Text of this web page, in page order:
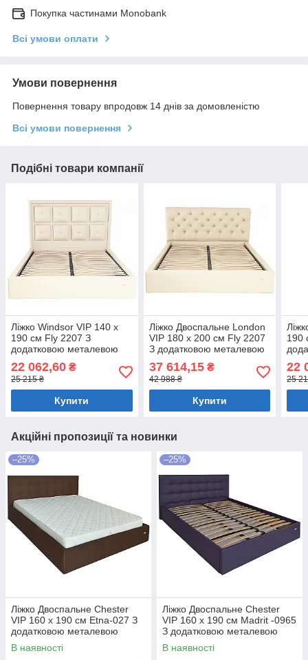
Покупка частинами Monobank
Всі умови оплати
Умови повернення
Повернення товару впродовж 14 днів за домовленістю
Всі умови повернення
Подібні товари компанії
Ліжко Windsor VIP 140 х
190 см Fly 2207 З
додатковою металевою
цільнозварною рамою
Бежевий
22 062,60 ₴
25 215 ₴
Купити
Ліжко Двоспальне London
VIP 180 х 200 см Fly 2207
З додатковою металевою
цільнозварною рамою
Бежевий
37 614,15₴
42 988 ₴
Купити
190
22
25
Акційні пропозиції та новинки
–25%
Ліжко Двоспальне Chester
VIP 160 х 190 см Etna-027 З
додатковою металевою
цільнозварною рамою
Коричневий
В наявності
–25%
Ліжко Двоспальне Chester
VIP 160 х 190 см Madrit -0965
З додатковою металевою
цільнозварною рамою
Фіолетовий
В наявності